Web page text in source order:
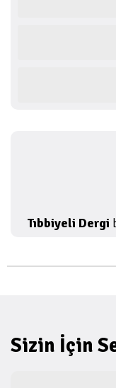
Tıbbiyeli Dergi
Sizin İçin